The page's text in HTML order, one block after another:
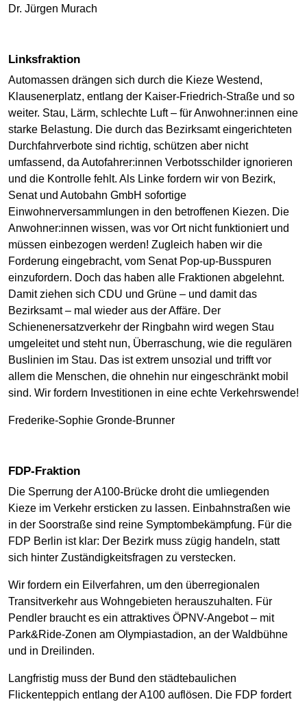
Dr. Jürgen Murach
Linksfraktion
Automassen drängen sich durch die Kieze Westend,
Klausenerplatz, entlang der Kaiser-Friedrich-Straße und so
weiter. Stau, Lärm, schlechte Luft – für Anwohner:innen eine
starke Belastung. Die durch das Bezirksamt eingerichteten
Durchfahrverbote sind richtig, schützen aber nicht
umfassend, da Autofahrer:innen Verbotsschilder ignorieren
und die Kontrolle fehlt. Als Linke fordern wir von Bezirk,
Senat und Autobahn GmbH sofortige
Einwohnerversammlungen in den betroffenen Kiezen. Die
Anwohner:innen wissen, was vor Ort nicht funktioniert und
müssen einbezogen werden! Zugleich haben wir die
Forderung eingebracht, vom Senat Pop-up-Busspuren
einzufordern. Doch das haben alle Fraktionen abgelehnt.
Damit ziehen sich CDU und Grüne – und damit das
Bezirksamt – mal wieder aus der Affäre. Der
Schienenersatzverkehr der Ringbahn wird wegen Stau
umgeleitet und steht nun, Überraschung, wie die regulären
Buslinien im Stau. Das ist extrem unsozial und trifft vor
allem die Menschen, die ohnehin nur eingeschränkt mobil
sind. Wir fordern Investitionen in eine echte Verkehrswende!
Frederike-Sophie Gronde-Brunner
FDP-Fraktion
Die Sperrung der A100-Brücke droht die umliegenden
Kieze im Verkehr ersticken zu lassen. Einbahnstraßen wie
in der Soorstraße sind reine Symptombekämpfung. Für die
FDP Berlin ist klar: Der Bezirk muss zügig handeln, statt
sich hinter Zuständigkeitsfragen zu verstecken.
Wir fordern ein Eilverfahren, um den überregionalen
Transitverkehr aus Wohngebieten herauszuhalten. Für
Pendler braucht es ein attraktives ÖPNV-Angebot – mit
Park&Ride-Zonen am Olympiastadion, an der Waldbühne
und in Dreilinden.
Langfristig muss der Bund den städtebaulichen
Flickenteppich entlang der A100 auflösen. Die FDP fordert